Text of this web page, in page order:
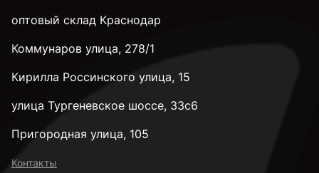
оптовый склад Краснодар
Коммунаров улица, 278/1
Кирилла Россинского улица, 15
улица Тургеневское шоссе, 33с6
Пригородная улица, 105
Контакты